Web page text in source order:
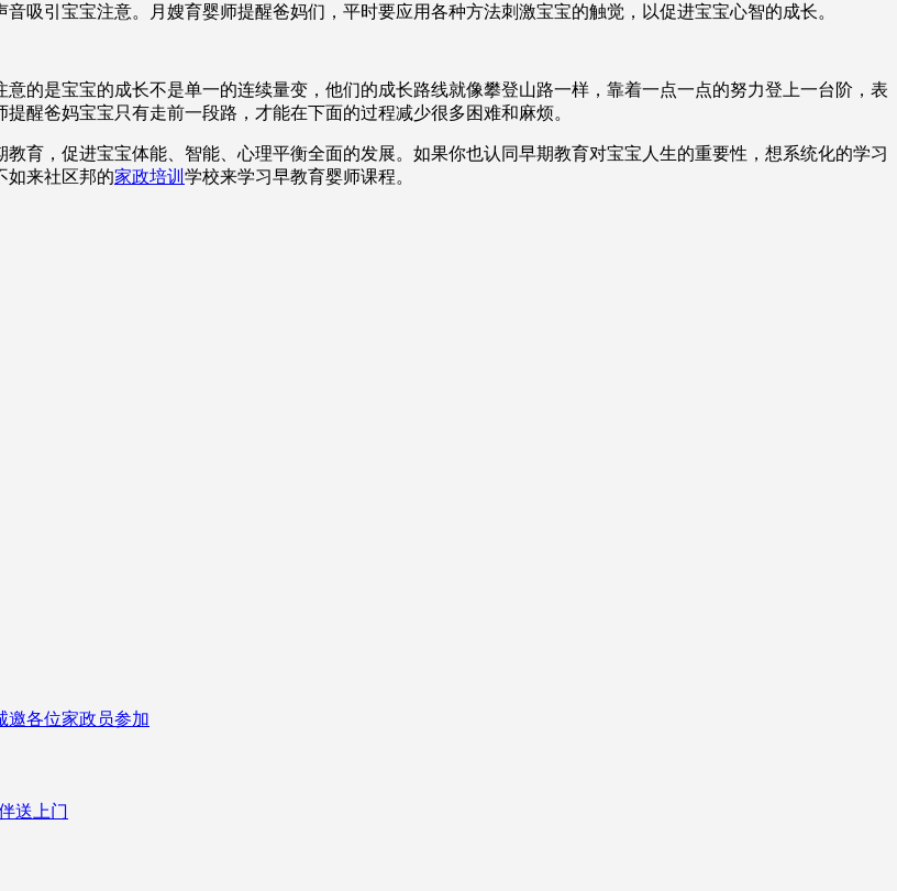
吸引宝宝注意。月嫂育婴师提醒爸妈们，平时要应用各种方法刺激宝宝的触觉，以促进宝宝心智的成长。
的是宝宝的成长不是单一的连续量变，他们的成长路线就像攀登山路一样，靠着一点一点的努力登上一台阶，表
醒爸妈宝宝只有走前一段路，才能在下面的过程减少很多困难和麻烦。
育，促进宝宝体能、智能、心理平衡全面的发展。如果你也认同早期教育对宝宝人生的重要性，想系统化的学习
如来社区邦的家政培训 学校来学习早教育婴师课程。
各位家政员参加
送上门